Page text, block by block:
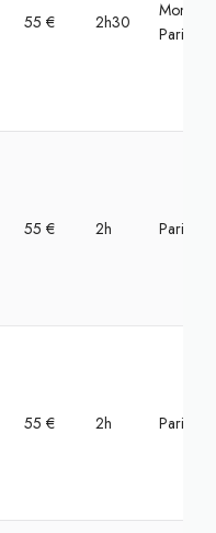
55 € 2h30
Paris
55 € 2h Paris,
55 € 2h Paris,